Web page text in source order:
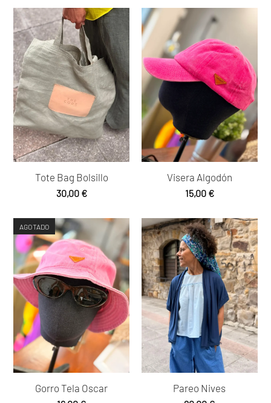
Tote Bag Bolsillo
30,00 €
Visera Algodón
15,00 €
AGOTADO
Gorro Tela Oscar Pareo Nives